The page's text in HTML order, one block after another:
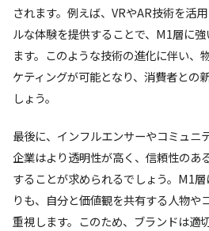
されます。例えば、VRやAR技術を活
ルな体験を提供することで、M1層に
ます。このような技術の進化に伴い、
ケティングが可能となり、消費者との
しょう。
最後に、インフルエンサーやコミュニ
企業はより透明性が高く、信頼性のあ
することが求められるでしょう。M1
りも、自分と価値観を共有する人物や
重視します。このため、ブランドは適